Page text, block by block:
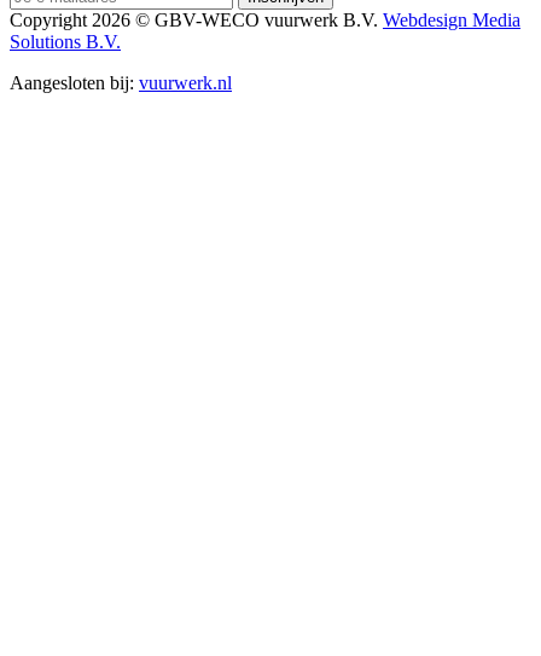
Copyright 2026 © GBV-WECO vuurwerk B.V. Webdesign Media
Solutions B.V.
Aangesloten bij: vuurwerk.nl